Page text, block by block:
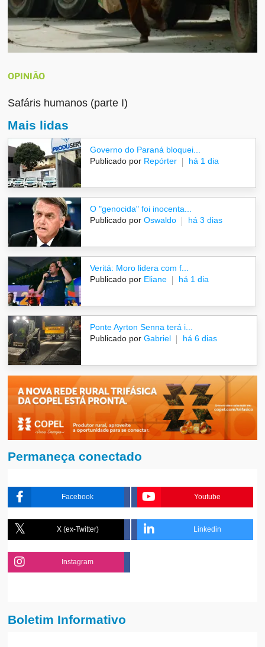
OPINIÃO
Safáris humanos (parte I)
Mais lidas
Governo do Paraná bloquei...
Publicado por Repórter há 1 dia
O "genocida" foi inocenta...
Publicado por Oswaldo há 3 dias
Veritá: Moro lidera com f...
Publicado por Eliane há 1 dia
Ponte Ayrton Senna terá i...
Publicado por Gabriel há 6 dias
Permaneça conectado
Facebook Youtube
X (ex-Twitter) Linkedin
Instagram
Boletim Informativo